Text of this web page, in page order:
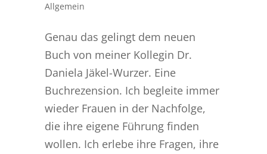
Allgemein
Genau das gelingt dem neuen
Buch von meiner Kollegin Dr.
Daniela Jäkel-Wurzer. Eine
Buchrezension. Ich begleite immer
wieder Frauen in der Nachfolge,
die ihre eigene Führung finden
wollen. Ich erlebe ihre Fragen, ihre